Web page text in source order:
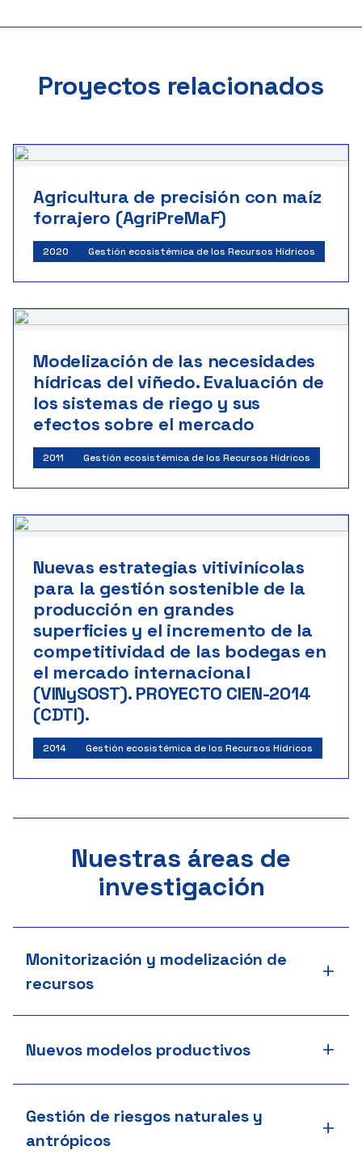
Proyectos relacionados
Agricultura de precisión con maíz
forrajero (AgriPreMaF)
2020 Gestión ecosistémica de los Recursos Hídricos
Modelización de las necesidades
hídricas del viñedo. Evaluación de
los sistemas de riego y sus
efectos sobre el mercado
2011 Gestión ecosistémica de los Recursos Hídricos
Nuevas estrategias vitivinícolas
para la gestión sostenible de la
producción en grandes
superficies y el incremento de la
competitividad de las bodegas en
el mercado internacional
(VINySOST). PROYECTO CIEN-2014
(CDTI).
2014 Gestión ecosistémica de los Recursos Hídricos
Nuestras áreas de
investigación
Monitorización y modelización de
recursos
+
Nuevos modelos productivos +
Gestión de riesgos naturales y
antrópicos
+